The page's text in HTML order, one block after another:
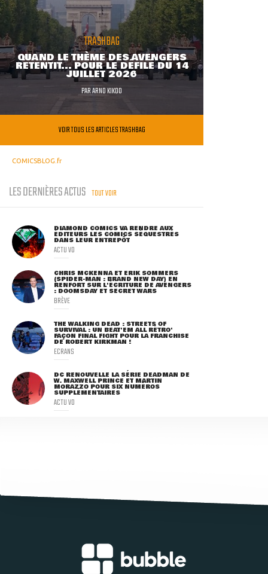
TRASHBAG
QUAND LE THÈME DES AVENGERS
RETENTIT... POUR LE DÉFILÉ DU 14
JUILLET 2026
PARARNO KIKOO
VOIR TOUS LES ARTICLES TRASHBAG
COMICSBLOG.fr
LES DERNIÈRES ACTUS TOUT VOIR
DIAMOND COMICS VA RENDRE AUX
ÉDITEURS LES COMICS SÉQUESTRÉS
DANS LEUR ENTREPÔT
ACTU VO
CHRIS MCKENNA ET ERIK SOMMERS
(SPIDER-MAN : BRAND NEW DAY) EN
RENFORT SUR L'ÉCRITURE DE AVENGERS
: DOOMSDAY ET SECRET WARS
BRÈVE
THE WALKING DEAD : STREETS OF
SURVIVAL : UN BEAT'EM ALL RÉTRO'
FAÇON FINAL FIGHT POUR LA FRANCHISE
DE ROBERT KIRKMAN !
ECRANS
DC RENOUVELLE LA SÉRIE DEADMAN DE
W. MAXWELL PRINCE ET MARTIN
MORAZZO POUR SIX NUMÉROS
SUPPLÉMENTAIRES
ACTU VO